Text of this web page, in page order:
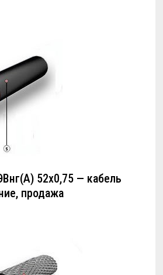
52х0,75 — кабель
продажа